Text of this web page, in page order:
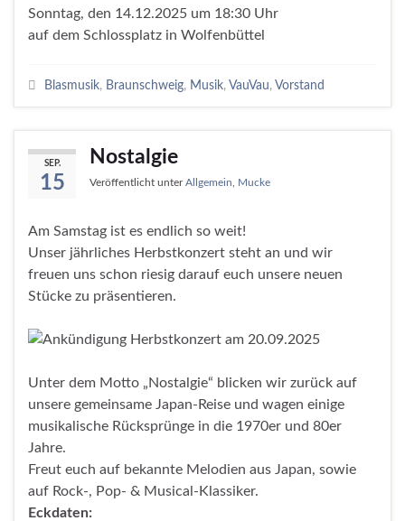
Sonntag, den 14.12.2025 um 18:30 Uhr
auf dem Schlossplatz in Wolfenbüttel
Blasmusik, Braunschweig, Musik, VauVau, Vorstand
SEP.
15
Nostalgie
Veröffentlicht unterAllgemein Mucke
Am Samstag ist es endlich so weit!
Unser jährliches Herbstkonzert steht an und wir
freuen uns schon riesig darauf euch unsere neuen
Stücke zu präsentieren.
Unter dem Motto „Nostalgie“ blicken wir zurück auf
unsere gemeinsame Japan-Reise und wagen einige
musikalische Rücksprünge in die 1970er und 80er
Jahre.
Freut euch auf bekannte Melodien aus Japan, sowie
auf Rock-, Pop- & Musical-Klassiker.
Eckdaten: